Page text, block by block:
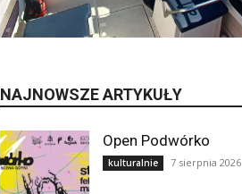
NAJNOWSZE ARTYKUŁY
Open Podwórko
kulturalnie 7 sierpnia 2026